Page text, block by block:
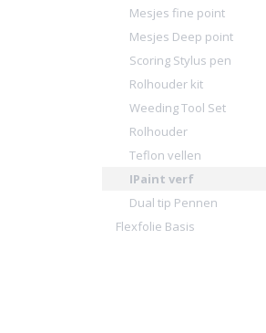
Mesjes fine point
Mesjes Deep point
Scoring Stylus pen
Rolhouder kit
Weeding Tool Set
Rolhouder
Teflon vellen
IPaint verf
Dual tip Pennen
Flexfolie Basis